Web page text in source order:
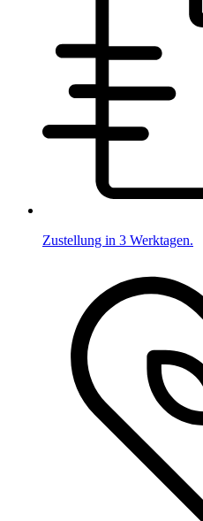
Zustellung in 3 Werktagen.